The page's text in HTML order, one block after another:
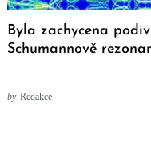
Byla zachycena
Schumannově
by Redakce